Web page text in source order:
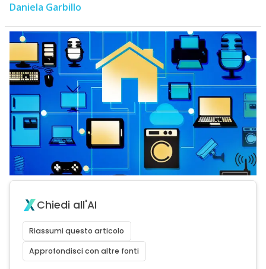
Daniela Garbillo
Chiedi all'AI
Riassumi questo articolo
Approfondisci con altre fonti